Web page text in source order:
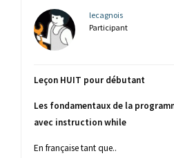
lecagnois
Participant
Leçon HUIT pour débutant
Les fondamentaux de la
avec instruction while
En française tant que..